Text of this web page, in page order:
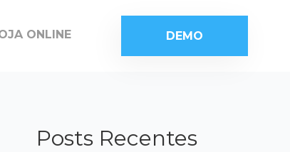
ONLINE DEMO
Posts Recentes